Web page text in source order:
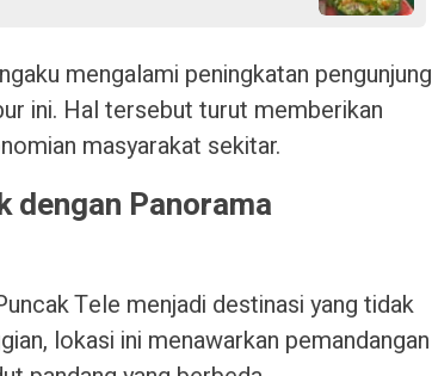
mengalami peningkatan pengunjung
ini. Hal tersebut turut memberikan
masyarakat sekitar.
dengan Panorama
Tele menjadi destinasi yang tidak
lokasi ini menawarkan pemandangan